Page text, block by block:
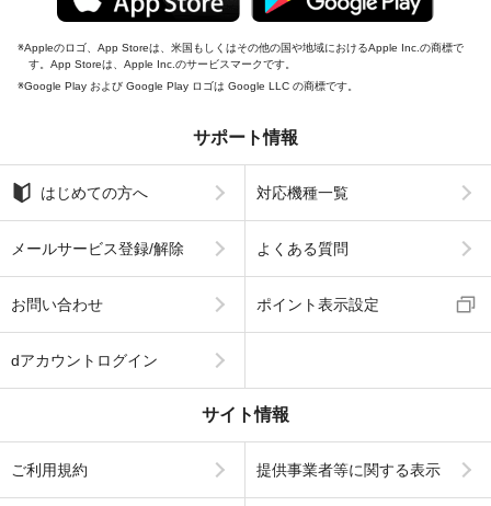
Appleのロゴ、App Storeは、米国もしくはその他の国や地域におけるApple Inc.の商標で
す。App Storeは、Apple Inc.のサービスマークです。
Google Play および Google Play ロゴは Google LLC の商標です。
サポート情報
はじめての方へ 対応機種一覧
メールサービス登録/解除 よくある質問
お問い合わせ ポイント表示設定
dアカウントログイン
サイト情報
ご利用規約 提供事業者等に関する表示